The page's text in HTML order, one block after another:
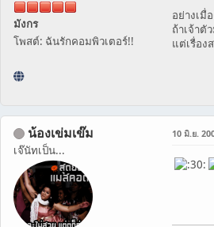
มังกร
โพสต์: ฉันรักคอมพิวเตอร์!!
อย่างเมื่
ถ้าเจ้าตั
แต่เรื่อง
น้องเข่มเข๊ม
เจ๊นัทเป็น...
10 มิ.ย.